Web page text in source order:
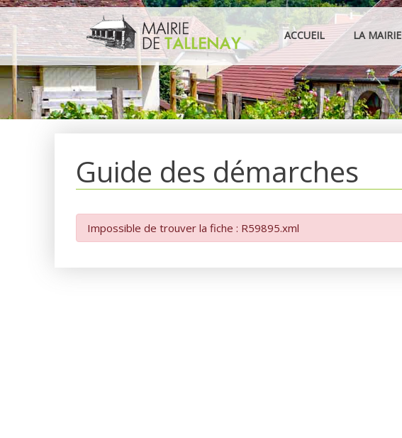
Aller
au
contenu
ACCUEIL LA MAIRIE
Guide des démarches
Impossible de trouver la fiche : R59895.xml